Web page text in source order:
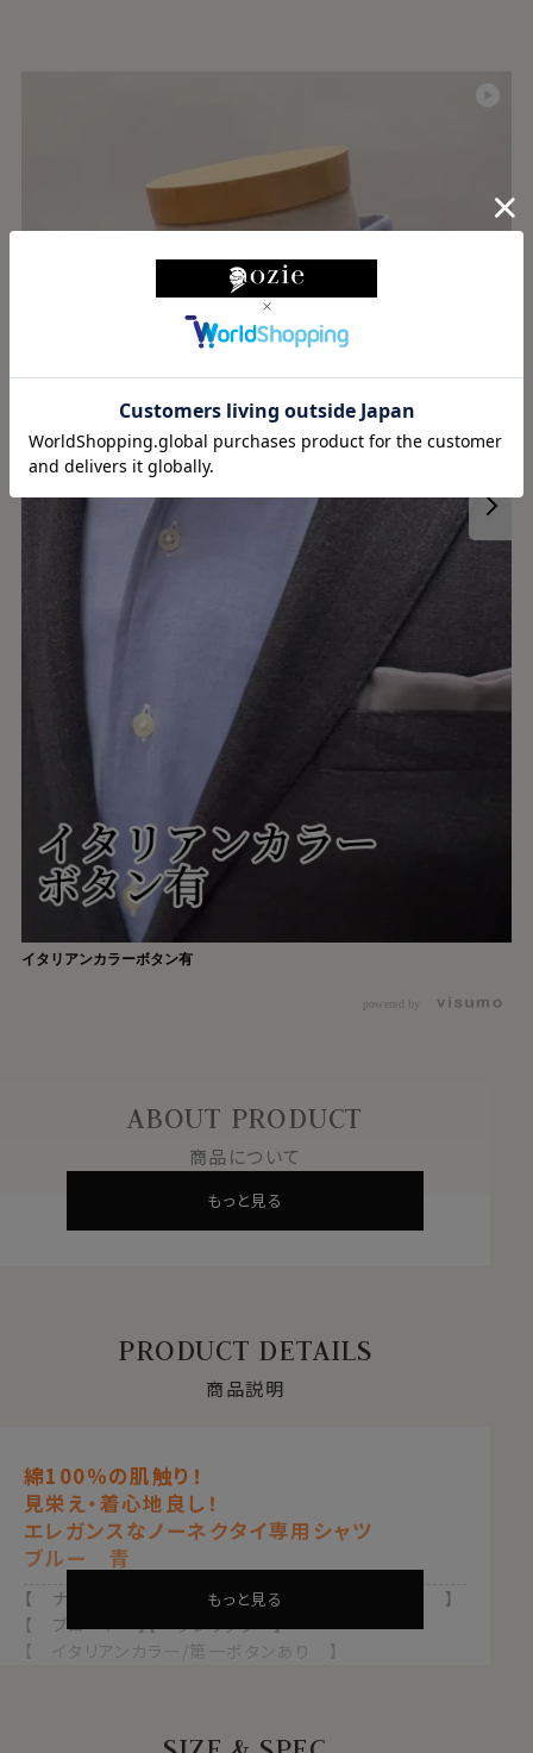
イタリアンカラーボタン有
powered by
ABOUT PRODUCT
商品について
もっと見る
PRODUCT DETAILS
商品説明
綿100％の肌触り！
見栄え・着心地良し！
エレガンスなノーネクタイ専用シャツ
ブルー 青
【 ナチュラルフィット 】【 綿100％・80番手双糸 】
【 ブロード 】【 クレリック 】
【 イタリアンカラー/第一ボタンあり 】
もっと見る